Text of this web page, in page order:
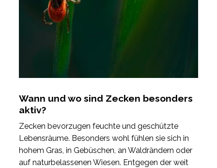
Wann und wo sind Zecken besonders
aktiv?
Zecken bevorzugen feuchte und geschützte
Lebensräume. Besonders wohl fühlen sie sich in
hohem Gras, in Gebüschen, an Waldrändern oder
auf naturbelassenen Wiesen. Entgegen der weit